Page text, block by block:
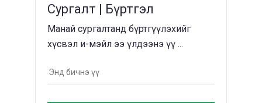
Сургалт | Бүртгэл
Манай сургалтанд бүртгүүлэхийг
хүсвэл и-мэйл ээ үлдээнэ үү ...